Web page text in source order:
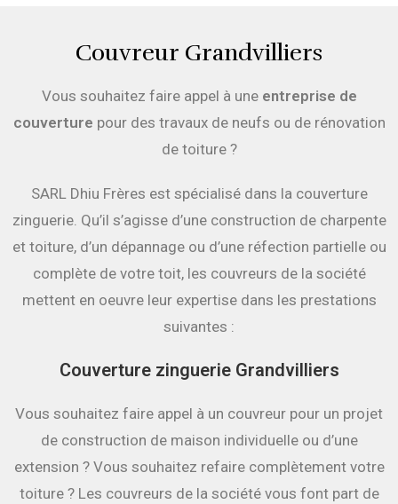
Couvreur Grandvilliers
Vous souhaitez faire appel à une entreprise de
couverture pour des travaux de neufs ou de rénovation
de toiture ?
SARL Dhiu Frères est spécialisé dans la couverture
zinguerie. Qu’il s’agisse d’une construction de charpente
et toiture, d’un dépannage ou d’une réfection partielle ou
complète de votre toit, les couvreurs de la société
mettent en oeuvre leur expertise dans les prestations
suivantes :
Couverture zinguerie Grandvilliers
Vous souhaitez faire appel à un couvreur pour un projet
de construction de maison individuelle ou d’une
extension ? Vous souhaitez refaire complètement votre
toiture ? Les couvreurs de la société vous font part de